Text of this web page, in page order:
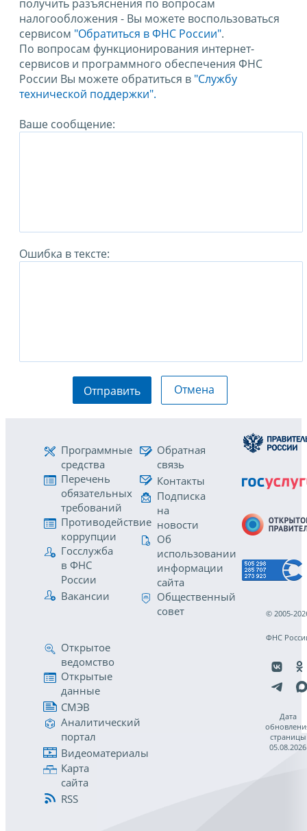
получить разъяснения по вопросам
налогообложения - Вы можете воспользоваться
сервисом "Обратиться в ФНС России".
По вопросам функционирования интернет-
сервисов и программного обеспечения ФНС
России Вы можете обратиться в "Службу
технической поддержки".
Ваше сообщение:
Ошибка в тексте:
Отправить Отмена
Программные
средства
Перечень
обязательных
требований
Противодействие
коррупции
Госслужба
в ФНС
России
Вакансии
Обратная
связь
Контакты
Подписка
на
новости
Об
использовании
информации
сайта
Общественный
совет
Открытое
ведомство
Открытые
данные
СМЭВ
Аналитический
портал
Видеоматериалы
Карта
сайта
RSS
© 2005-
ФНС
Дата
страницы
05.08.2026